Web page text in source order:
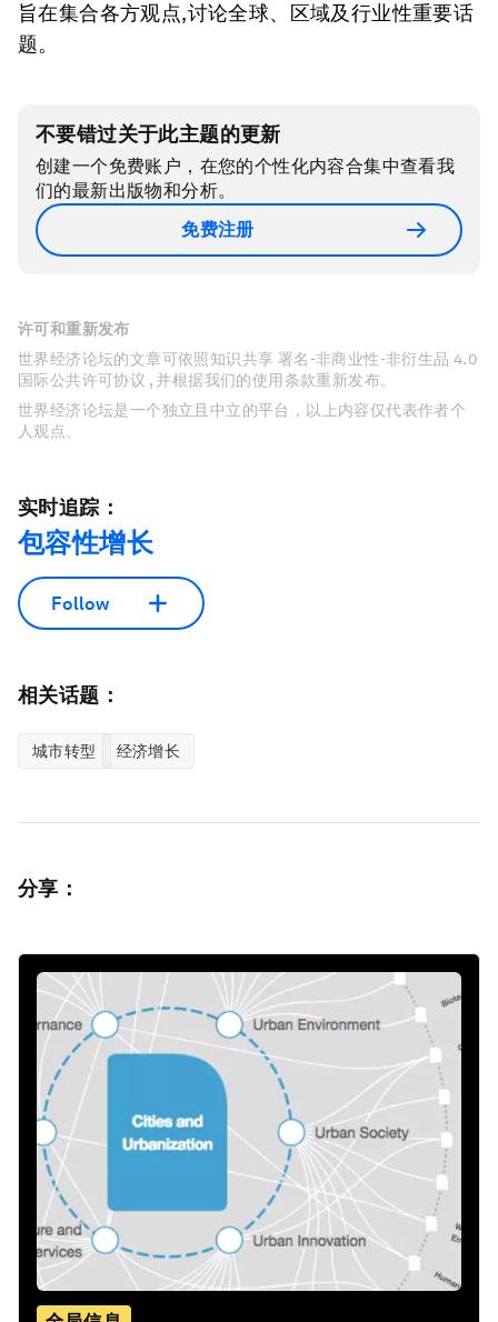
旨在集合各方观点,讨论全球、区域及行业性重要话
题。
不要错过关于此主题的更新
创建一个免费账户，在您的个性化内容合集中查看我
们的最新出版物和分析。
免费注册
许可和重新发布
世界经济论坛的文章可依照知识共享 署名-非商业性-非衍生品 4.0
国际公共许可协议 , 并根据我们的使用条款重新发布。
世界经济论坛是一个独立且中立的平台，以上内容仅代表作者个
人观点。
实时追踪：
包容性增长
Follow
相关话题：
城市转型 经济增长
分享：